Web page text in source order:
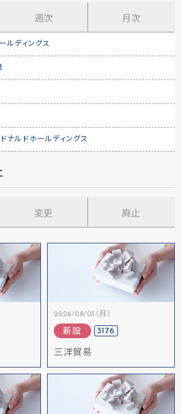
週次 月次
ルディングス
ナルドホールディングス
変更 廃止
2026/08/03（月）
新設 3176
三洋貿易